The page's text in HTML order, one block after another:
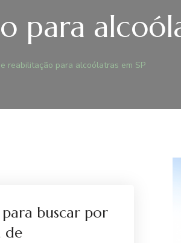
para
reabilitação para alcoólatras em SP
buscar por
de